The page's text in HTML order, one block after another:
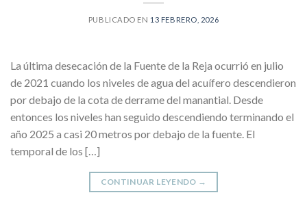
PUBLICADO EN 13 FEBRERO, 2026
La última desecación de la Fuente de la Reja ocurrió en julio
de 2021 cuando los niveles de agua del acuífero descendieron
por debajo de la cota de derrame del manantial. Desde
entonces los niveles han seguido descendiendo terminando el
año 2025 a casi 20 metros por debajo de la fuente. El
temporal de los […]
CONTINUAR LEYENDO →